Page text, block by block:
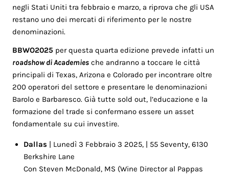
negli Stati Uniti tra febbraio e marzo, a riprova che gli USA
restano uno dei mercati di riferimento per le nostre
denominazioni.
BBWO2025 per questa quarta edizione prevede infatti un
roadshow di Academies che andranno a toccare le città
principali di Texas, Arizona e Colorado per incontrare oltre
200 operatori del settore e presentare le denominazioni
Barolo e Barbaresco. Già tutte sold out, l’educazione e la
formazione del trade si confermano essere un asset
fondamentale su cui investire.
Dallas | Lunedì 3 Febbraio 3 2025, | 55 Seventy, 6130
Berkshire Lane
Con Steven McDonald, MS (Wine Director al Pappas